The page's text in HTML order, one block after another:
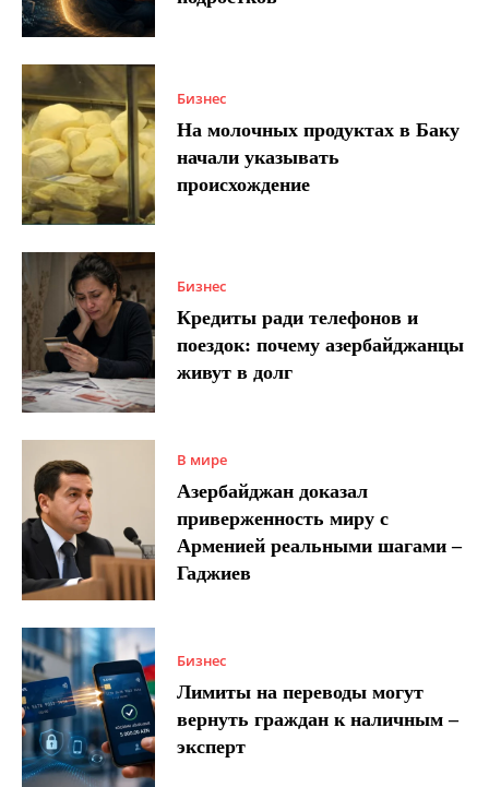
Бизнес
На молочных продуктах в Баку
начали указывать
происхождение
Бизнес
Кредиты ради телефонов и
поездок: почему азербайджанцы
живут в долг
В мире
Азербайджан доказал
приверженность миру с
Арменией реальными шагами –
Гаджиев
Бизнес
Лимиты на переводы могут
вернуть граждан к наличным –
эксперт